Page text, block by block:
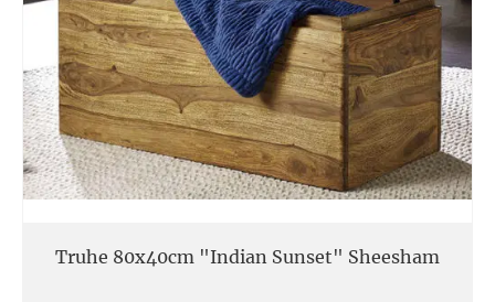
Truhe 80x40cm "Indian Sunset" Sheesham